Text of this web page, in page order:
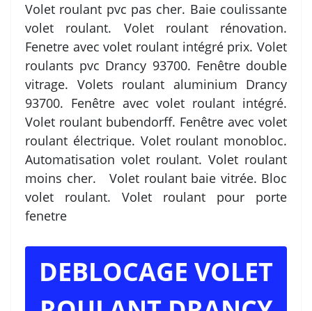
Volet roulant pvc pas cher. Baie coulissante
volet roulant. Volet roulant rénovation.
Fenetre avec volet roulant intégré prix. Volet
roulants pvc Drancy 93700. Fenêtre double
vitrage. Volets roulant aluminium Drancy
93700. Fenêtre avec volet roulant intégré.
Volet roulant bubendorff. Fenêtre avec volet
roulant électrique. Volet roulant monobloc.
Automatisation volet roulant. Volet roulant
moins cher. Volet roulant baie vitrée. Bloc
volet roulant. Volet roulant pour porte
fenetre
DEBLOCAGE VOLET